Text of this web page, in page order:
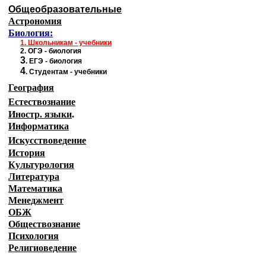
Общеобразовательные
Астрономия
Биология:
1. Школьникам - учебники
2. ОГЭ - биология
3. ЕГЭ - биология
4. Студентам - учебники
География
Естествознание
Иностр. языки.
Информатика
Искусствоведение
История
Культурология
Литература
Математика
Менеджмент
ОБЖ
Обществознание
Психология
Религиоведение